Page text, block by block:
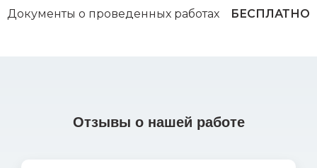
Документы о проведенных работах БЕСПЛАТНО
Отзывы о нашей работе